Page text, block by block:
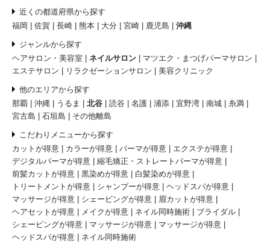
近くの都道府県から探す
福岡
佐賀 長崎 熊本 大分 宮崎 鹿児島 沖縄
ジャンルから探す
ヘアサロン・美容室
ネイルサロン
マツエク・まつげパーマサロン
エステサロン
リラクゼーションサロン 美容クリニック
他のエリアから探す
那覇
沖縄 うるま 北谷 読谷 名護 浦添 宜野湾 南城
糸満
宮古島
石垣島 その他離島
こだわりメニューから探す
カットが得意
カラーが得意 パーマが得意
エクステが得意
デジタルパーマが得意
縮毛矯正・ストレートパーマが得意
前髪カットが得意
黒染めが得意
白髪染めが得意
トリートメントが得意
シャンプーが得意
ヘッドスパが得意
マッサージが得意
シェービングが得意
眉カットが得意
ヘアセットが得意
メイクが得意 ネイル同時施術
ブライダル
シェービングが得意
マッサージが得意
マッサージが得意
ヘッドスパが得意
ネイル同時施術